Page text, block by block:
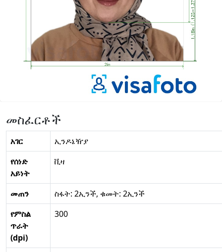
መስፈርቶች
አገር
ኢንዶኔዥያ
የሰነድ
አይነት
ቪዛ
መጠን
ስፋት: 2ኢንች, ቁመት: 2ኢንች
የምስል
ጥራት
(dpi)
300